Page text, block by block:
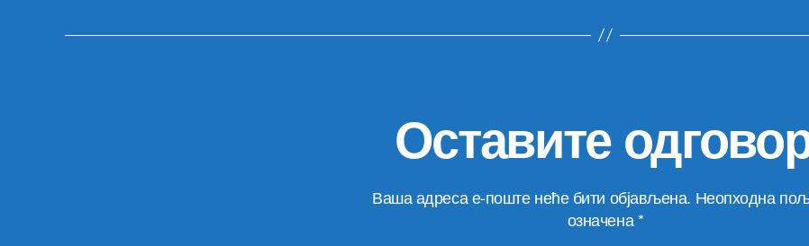
Оставите
Ваша адреса е-поште неће бити објављена. Неопходна
означена *